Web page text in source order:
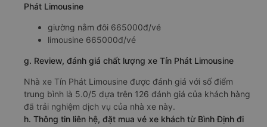
Phát Limousine
giường nằm đôi 665000đ/vé
limousine 665000đ/vé
g. Review, đánh giá chất lượng xe Tín Phát Limousine
Nhà xe Tín Phát Limousine được đánh giá với số điểm
trung bình là 5.0/5 dựa trên 126 đánh giá của khách hàng
đã trải nghiệm dịch vụ của nhà xe này.
h. Thông tin liên hệ, đặt mua vé xe khách từ Bình Định đi